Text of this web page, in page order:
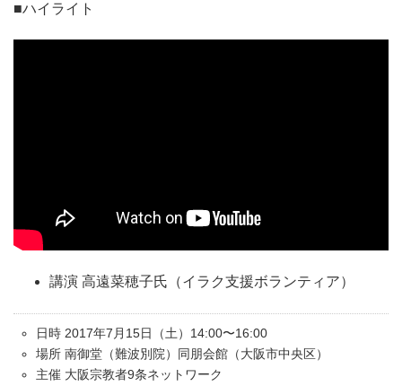
■ハイライト
講演 高遠菜穂子氏（イラク支援ボランティア）
日時 2017年7月15日（土）14:00〜16:00
場所 南御堂（難波別院）同朋会館（大阪市中央区）
主催 大阪宗教者9条ネットワーク